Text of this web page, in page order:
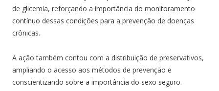
de glicemia, reforçando a importância do monitoramento
contínuo dessas condições para a prevenção de doenças
crônicas.
A ação também contou com a distribuição de preservativos,
ampliando o acesso aos métodos de prevenção e
conscientizando sobre a importância do sexo seguro.